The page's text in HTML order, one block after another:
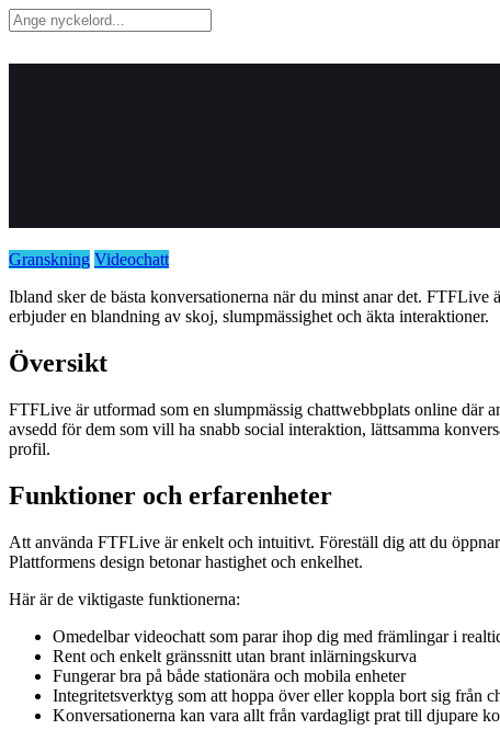
GoMeet
Granskning Videochatt
Ibland sker de bästa konversationerna när du minst anar det.
erbjuder en blandning av skoj, slumpmässighet och äkta interaktioner.
Översikt
FTFLive är utformad som en slumpmässig chattwebbplats online där
avsedd för dem som vill ha snabb social interaktion, lättsamma
profil.
Funktioner och erfarenheter
Att använda FTFLive är enkelt och intuitivt. Föreställ dig att du
Plattformens design betonar hastighet och enkelhet.
Här är de viktigaste funktionerna:
Omedelbar videochatt som parar ihop dig med främlingar i
Rent och enkelt gränssnitt utan brant inlärningskurva
Fungerar bra på både stationära och mobila enheter
Integritetsverktyg som att hoppa över eller koppla bort sig från
Konversationerna kan vara allt från vardagligt prat till djupare